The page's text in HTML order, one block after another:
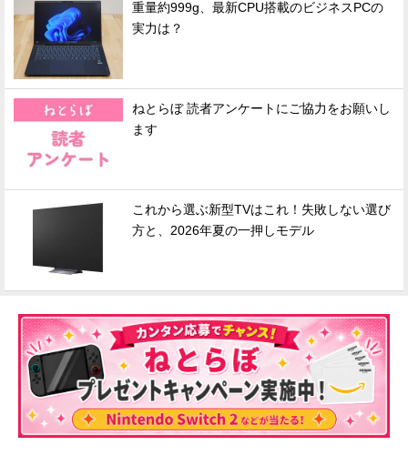
重量約999g、最新CPU搭載のビジネスPCの
実力は？
ねとらぼ 読者アンケートにご協力をお願いし
ます
これから選ぶ新型TVはこれ！失敗しない選び
方と、2026年夏の一押しモデル